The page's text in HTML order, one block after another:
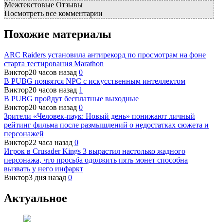
Межтекстовые Отзывы
Посмотреть все комментарии
Похожие материалы
ARC Raiders установила антирекорд по просмотрам на фоне
старта тестирования Marathon
Виктор20 часов назад 0
В PUBG появятся NPC с искусственным интеллектом
Виктор20 часов назад 1
В PUBG пройдут бесплатные выходные
Виктор20 часов назад 0
Зрители «Человек-паук: Новый день» понижают личный
рейтинг фильма после размышлений о недостатках сюжета и
персонажей
Виктор22 часа назад 0
Игрок в Crusader Kings 3 вырастил настолько жадного
персонажа, что просьба одолжить пять монет способна
вызвать у него инфаркт
Виктор3 дня назад 0
Актуальное